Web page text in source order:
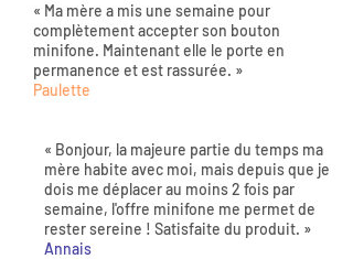
« Ma mère a mis une semaine pour
complètement accepter son bouton
minifone. Maintenant elle le porte en
permanence et est rassurée. »
Paulette
« Bonjour, la majeure partie du temps ma
mère habite avec moi, mais depuis que je
dois me déplacer au moins 2 fois par
semaine, l'offre minifone me permet de
rester sereine ! Satisfaite du produit. »
Annais